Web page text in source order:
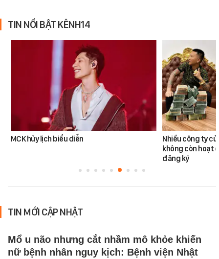
TIN NỔI BẬT KÊNH14
MCK hủy lịch biểu diễn
Nhiều công ty
không còn hoạt
đăng ký
TIN MỚI CẬP NHẬT
Mổ u não nhưng cắt nhầm mô khỏe khiến
nữ bệnh nhân nguy kịch: Bệnh viện Nhật